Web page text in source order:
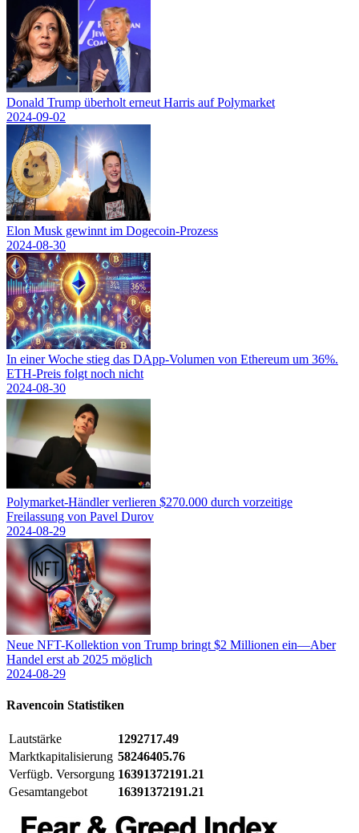
Donald Trump überholt erneut Harris auf Polymarket
2024-09-02
Elon Musk gewinnt im Dogecoin-Prozess
2024-08-30
In einer Woche stieg das DApp-Volumen von Ethereum um 36%.
ETH-Preis folgt noch nicht
2024-08-30
Polymarket-Händler verlieren $270.000 durch vorzeitige
Freilassung von Pavel Durov
2024-08-29
Neue NFT-Kollektion von Trump bringt $2 Millionen ein—Aber
Handel erst ab 2025 möglich
2024-08-29
Ravencoin Statistiken
Lautstärke
1292717.49
Marktkapitalisierung 58246405.76
Verfügb. Versorgung 16391372191.21
Gesamtangebot
16391372191.21